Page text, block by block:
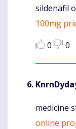
sildenafil
100mg
0
0
medicine
online